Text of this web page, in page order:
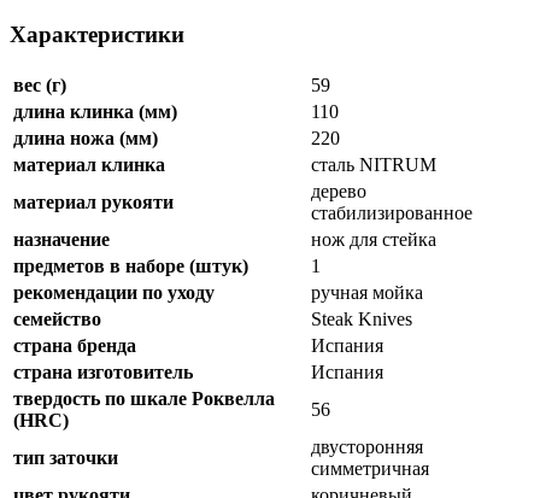
Характеристики
вес (г)
59
длина клинка (мм)
110
длина ножа (мм)
220
материал клинка
сталь NITRUM
материал рукояти
дерево
стабилизированное
назначение
нож для стейка
предметов в наборе (штук)
1
рекомендации по уходу
ручная мойка
семейство
Steak Knives
страна бренда
Испания
страна изготовитель
Испания
твердость по шкале Роквелла
(HRC)
56
тип заточки
двусторонняя
симметричная